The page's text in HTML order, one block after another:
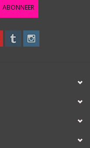
ABONNEER